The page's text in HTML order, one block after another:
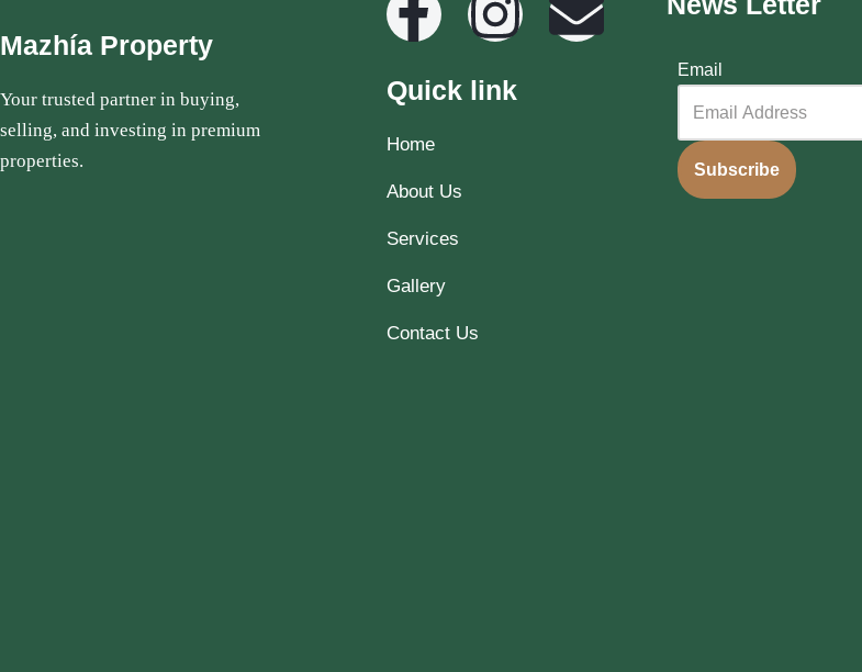
Mazhía Property
Your trusted partner in buying,
selling, and investing in premium
properties.
Quick link
Home
About Us
Services
Gallery
Contact Us
Email
Subscribe